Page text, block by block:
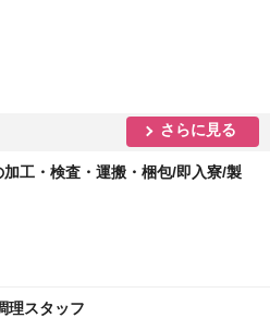
さらに見る
加工・検査・運搬・梱包/即入寮/製
理スタッフ